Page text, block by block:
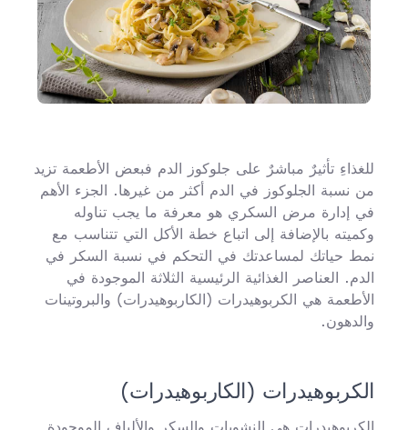
للغذاءِ تأثيرٌ مباشرٌ على جلوكوز الدم فبعض الأطعمة تزيد
من نسبة الجلوكوز في الدم أكثر من غيرها. الجزء الأهم
في إدارة مرض السكري هو معرفة ما يجب تناوله
وكميته بالإضافة إلى اتباع خطة الأكل التي تتناسب مع
نمط حياتك لمساعدتك في التحكم في نسبة السكر في
الدم. العناصر الغذائية الرئيسية الثلاثة الموجودة في
الأطعمة هي الكربوهيدرات (الكاربوهيدرات) والبروتينات
والدهون.
الكربوهيدرات (الكاربوهيدرات)